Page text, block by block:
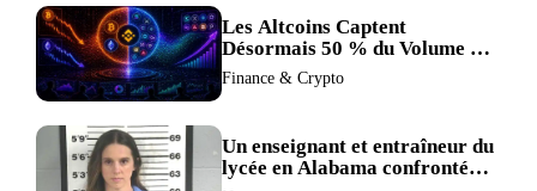
Les Altcoins Captent
Désormais 50 % du Volume de
Trading de Binance : La
Liquidité S’éclipse au Profit de
Finance & Crypto
Un enseignant et entraîneur du
lycée en Alabama confronté